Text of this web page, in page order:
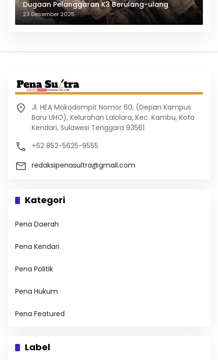
Dugaan Pelanggaran K3 Berulang-ulang
23 Desember 2025
Jl. HEA Mokodompit Nomor 60, (Depan Kampus
Baru UHO), Kelurahan Lalolara, Kec. Kambu, Kota
Kendari, Sulawesi Tenggara 93561
+62 852-5625-9555
redaksipenasultra@gmail.com
Kategori
Pena Daerah
Pena Kendari
Pena Politik
Pena Hukum
Pena Featured
Label